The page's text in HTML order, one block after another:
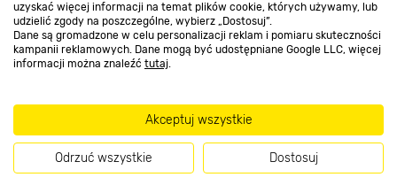
uzyskać więcej informacji na temat plików cookie, których używamy, lub
udzielić zgody na poszczególne, wybierz „Dostosuj”.
Dane są gromadzone w celu personalizacji reklam i pomiaru skuteczności
kampanii reklamowych. Dane mogą być udostępniane Google LLC, więcej
informacji można znaleźć tutaj.
Akceptuj wszystkie
Odrzuć wszystkie Dostosuj
Dołącz do nas
Metody płatności